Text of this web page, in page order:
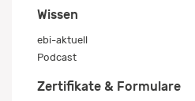
Wissen
ebi-aktuell
Podcast
Zertifikate & Formulare